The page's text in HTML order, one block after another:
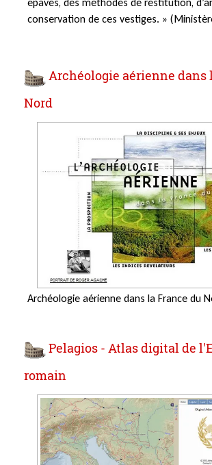
épaves, des méthodes de restitution,
conservation de ces vestiges. »
Archéologie aérienne dans
Nord
Archéologie aérienne dans la France du
Pelagios - Atlas digital de
romain